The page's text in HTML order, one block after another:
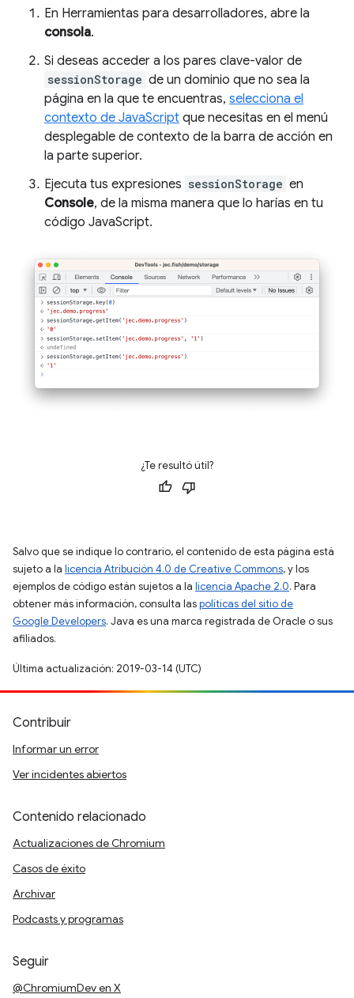
En Herramientas para desarrolladores, abre la
consola.
Si deseas acceder a los pares clave-valor de
sessionStorage de un dominio que no sea la
página en la que te encuentras, selecciona el
contexto de JavaScript que necesitas en el menú
desplegable de contexto de la barra de acción en
la parte superior.
Ejecuta tus expresiones sessionStorage en
Console, de la misma manera que lo harías en tu
código JavaScript.
¿Te resultó útil?
Salvo que se indique lo contrario, el contenido de esta página está
sujeto a la licencia Atribución 4.0 de Creative Commons, y los
ejemplos de código están sujetos a la licencia Apache 2.0. Para
obtener más información, consulta laspolíticas del sitio de
Google Developers. Java es una marca registrada de Oracle o sus
afiliados.
Última actualización: 2019-03-14 (UTC)
Contribuir
Informar un error
Ver incidentes abiertos
Contenido relacionado
Actualizaciones de Chromium
Casos de éxito
Archivar
Podcasts y programas
Seguir
@ChromiumDev en X